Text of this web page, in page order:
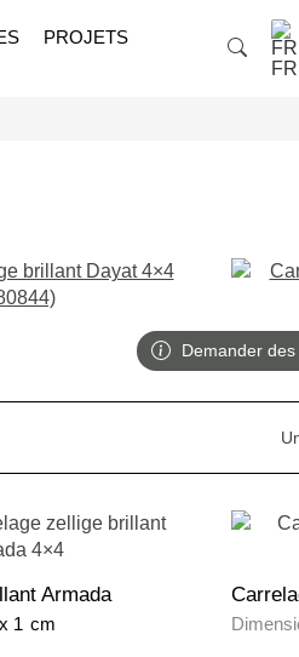
PROJETS
FR
Demander
Armada
x 1 cm